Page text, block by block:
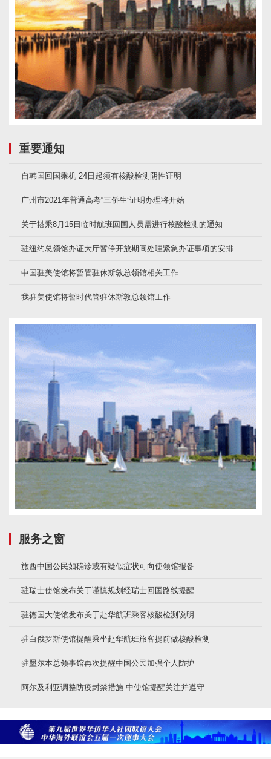
重要通知
自韩国回国乘机 24日起须有核酸检测阴性证明
广州市2021年普通高考“三侨生”证明办理将开始
关于搭乘8月15日临时航班回国人员需进行核酸检测的通知
驻纽约总领馆办证大厅暂停开放期间处理紧急办证事项的安排
中国驻美使馆将暂管驻休斯敦总领馆相关工作
我驻美使馆将暂时代管驻休斯敦总领馆工作
服务之窗
旅西中国公民如确诊或有疑似症状可向使领馆报备
驻瑞士使馆发布关于谨慎规划经瑞士回国路线提醒
驻德国大使馆发布关于赴华航班乘客核酸检测说明
驻白俄罗斯使馆提醒乘坐赴华航班旅客提前做核酸检测
驻墨尔本总领事馆再次提醒中国公民加强个人防护
阿尔及利亚调整防疫封禁措施 中使馆提醒关注并遵守